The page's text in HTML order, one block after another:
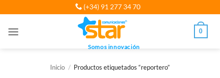
al
(+34) 91 277 34 70
Somos innovación
0
Inicio / Productos etiquetados “reportero”